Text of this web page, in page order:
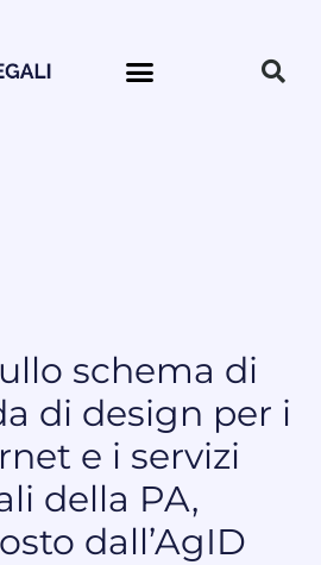
schema di
di design per i
e i servizi
della PA,
dall’AgID